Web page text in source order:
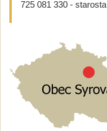
725 081 330 - starosta